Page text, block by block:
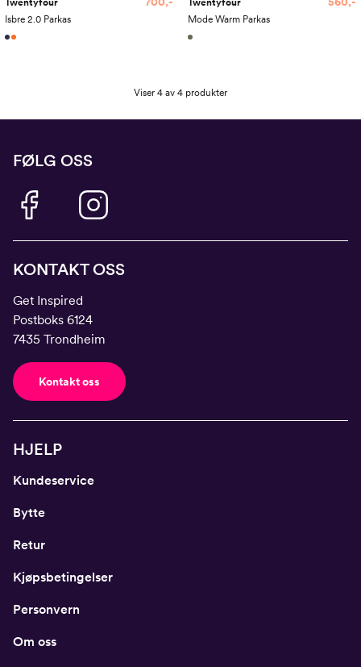
Twentyfour
Isbre 2.0 Parkas
Twentyfour
Mode Warm Parkas
Viser 4 av 4 produkter
FØLG OSS
KONTAKT OSS
Get Inspired
Postboks 6124
7435 Trondheim
Kontakt oss
HJELP
Kundeservice
Bytte
Retur
Kjøpsbetingelser
Personvern
Om oss